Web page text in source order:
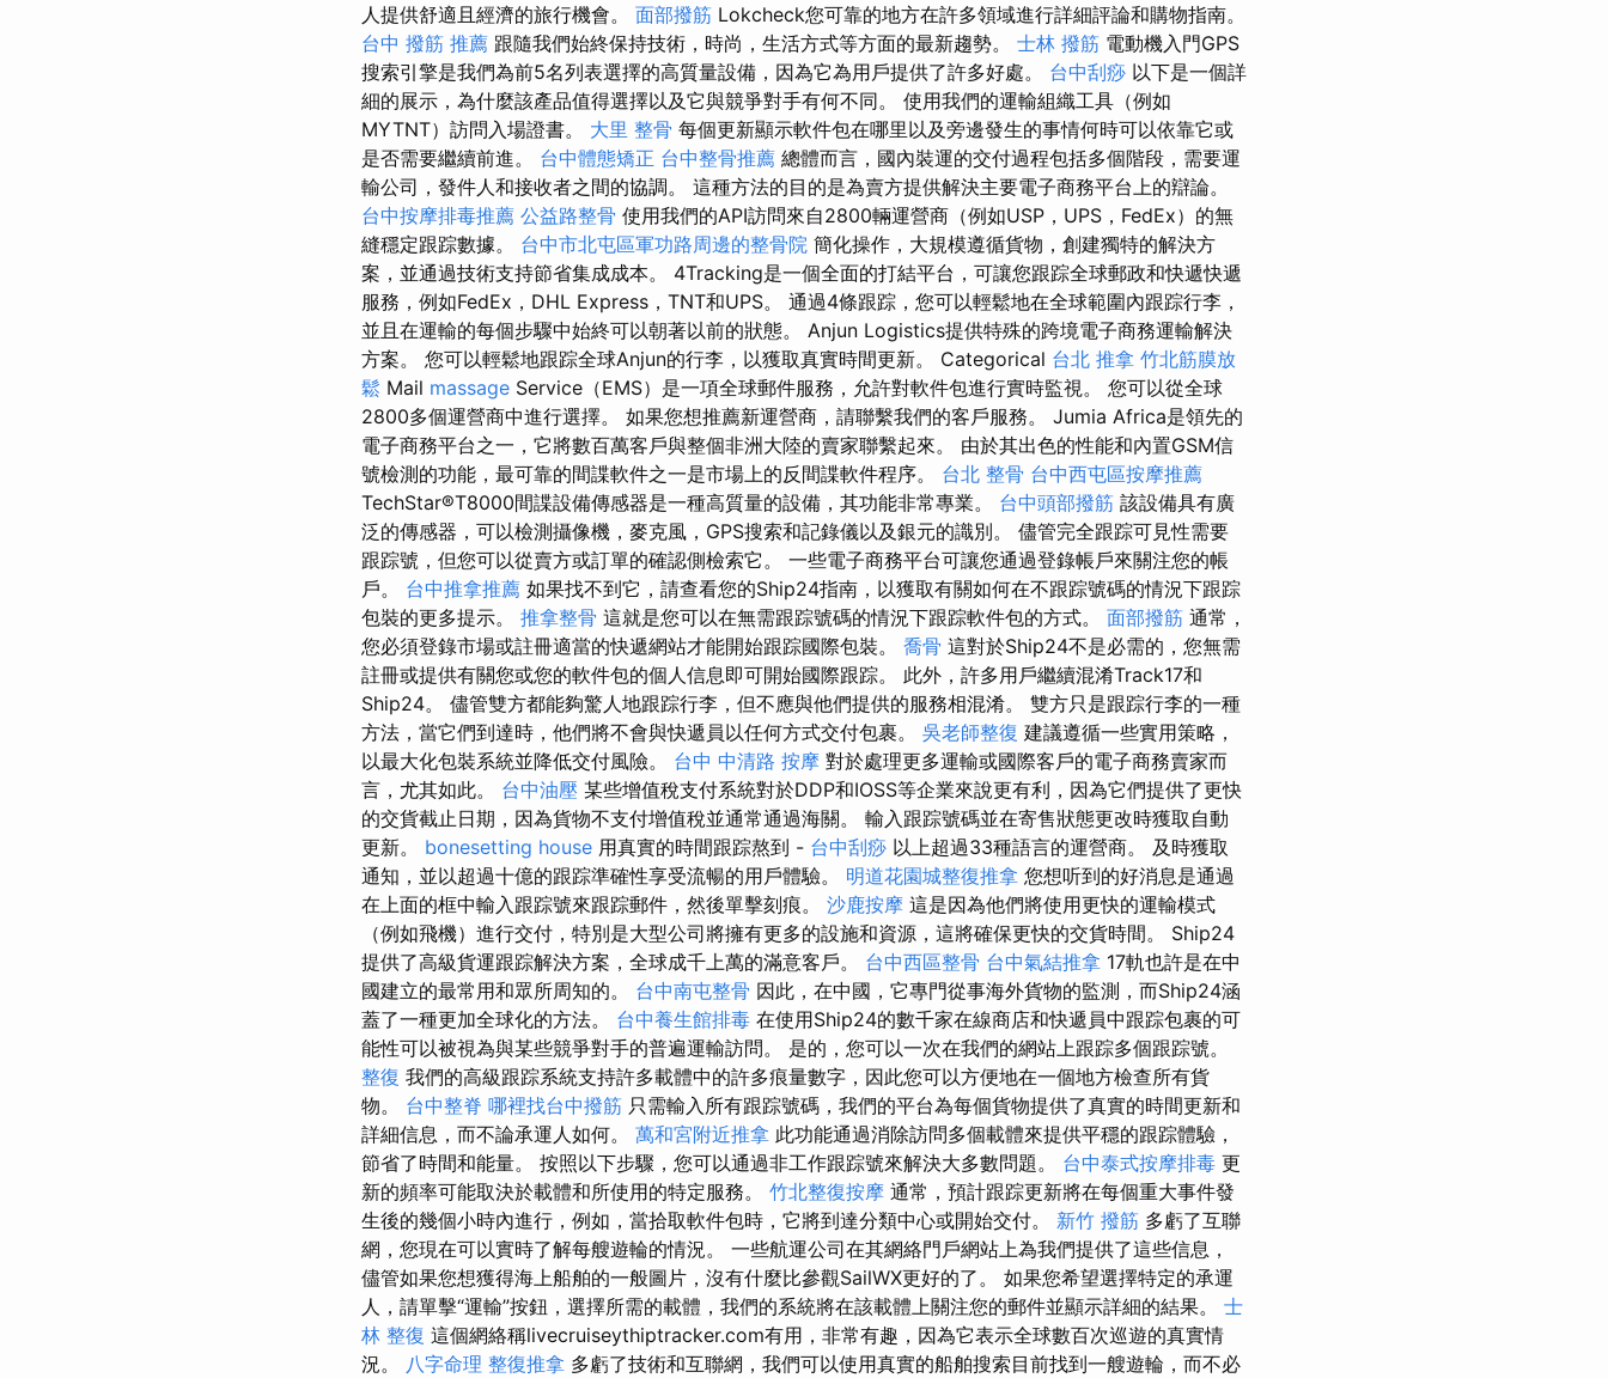
人提供舒適且經濟的旅行機會。 面部撥筋 Lokcheck您可靠的地方在許多領域進行詳細評論和購物指南。
台中 撥筋 推薦 跟隨我們始終保持技術，時尚，生活方式等方面的最新趨勢。 士林 撥筋 電動機入門GPS
搜索引擎是我們為前5名列表選擇的高質量設備，因為它為用戶提供了許多好處。 台中刮痧 以下是一個詳
細的展示，為什麼該產品值得選擇以及它與競爭對手有何不同。 使用我們的運輸組織工具（例如
MYTNT）訪問入場證書。 大里 整骨 每個更新顯示軟件包在哪里以及旁邊發生的事情何時可以依靠它或
是否需要繼續前進。 台中體態矯正 台中整骨推薦 總體而言，國內裝運的交付過程包括多個階段，需要運
輸公司，發件人和接收者之間的協調。 這種方法的目的是為賣方提供解決主要電子商務平台上的辯論。
台中按摩排毒推薦 公益路整骨 使用我們的API訪問來自2800輛運營商（例如USP，UPS，FedEx）的無
縫穩定跟踪數據。 台中市北屯區軍功路周邊的整骨院 簡化操作，大規模遵循貨物，創建獨特的解決方
案，並通過技術支持節省集成成本。 4Tracking是一個全面的打結平台，可讓您跟踪全球郵政和快遞快遞
服務，例如FedEx，DHL Express，TNT和UPS。 通過4條跟踪，您可以輕鬆地在全球範圍內跟踪行李，
並且在運輸的每個步驟中始終可以朝著以前的狀態。 Anjun Logistics提供特殊的跨境電子商務運輸解決
方案。 您可以輕鬆地跟踪全球Anjun的行李，以獲取真實時間更新。 Categorical 台北 推拿 竹北筋膜放
鬆 Mail massage Service（EMS）是一項全球郵件服務，允許對軟件包進行實時監視。 您可以從全球
2800多個運營商中進行選擇。 如果您想推薦新運營商，請聯繫我們的客戶服務。 Jumia Africa是領先的
電子商務平台之一，它將數百萬客戶與整個非洲大陸的賣家聯繫起來。 由於其出色的性能和內置GSM信
號檢測的功能，最可靠的間諜軟件之一是市場上的反間諜軟件程序。 台北 整骨 台中西屯區按摩推薦
TechStar®T8000間諜設備傳感器是一種高質量的設備，其功能非常專業。 台中頭部撥筋 該設備具有廣
泛的傳感器，可以檢測攝像機，麥克風，GPS搜索和記錄儀以及銀元的識別。 儘管完全跟踪可見性需要
跟踪號，但您可以從賣方或訂單的確認側檢索它。 一些電子商務平台可讓您通過登錄帳戶來關注您的帳
戶。 台中推拿推薦 如果找不到它，請查看您的Ship24指南，以獲取有關如何在不跟踪號碼的情況下跟踪
包裝的更多提示。 推拿整骨 這就是您可以在無需跟踪號碼的情況下跟踪軟件包的方式。 面部撥筋 通常，
您必須登錄市場或註冊適當的快遞網站才能開始跟踪國際包裝。 喬骨 這對於Ship24不是必需的，您無需
註冊或提供有關您或您的軟件包的個人信息即可開始國際跟踪。 此外，許多用戶繼續混淆Track17和
Ship24。 儘管雙方都能夠驚人地跟踪行李，但不應與他們提供的服務相混淆。 雙方只是跟踪行李的一種
方法，當它們到達時，他們將不會與快遞員以任何方式交付包裹。 吳老師整復 建議遵循一些實用策略，
以最大化包裝系統並降低交付風險。 台中 中清路 按摩 對於處理更多運輸或國際客戶的電子商務賣家而
言，尤其如此。 台中油壓 某些增值稅支付系統對於DDP和IOSS等企業來說更有利，因為它們提供了更快
的交貨截止日期，因為貨物不支付增值稅並通常通過海關。 輸入跟踪號碼並在寄售狀態更改時獲取自動
更新。 bonesetting house 用真實的時間跟踪熬到 - 台中刮痧 以上超過33種語言的運營商。 及時獲取
通知，並以超過十億的跟踪準確性享受流暢的用戶體驗。 明道花園城整復推拿 您想听到的好消息是通過
在上面的框中輸入跟踪號來跟踪郵件，然後單擊刻痕。 沙鹿按摩 這是因為他們將使用更快的運輸模式
（例如飛機）進行交付，特別是大型公司將擁有更多的設施和資源，這將確保更快的交貨時間。 Ship24
提供了高級貨運跟踪解決方案，全球成千上萬的滿意客戶。 台中西區整骨 台中氣結推拿 17軌也許是在中
國建立的最常用和眾所周知的。 台中南屯整骨 因此，在中國，它專門從事海外貨物的監測，而Ship24涵
蓋了一種更加全球化的方法。 台中養生館排毒 在使用Ship24的數千家在線商店和快遞員中跟踪包裹的可
能性可以被視為與某些競爭對手的普遍運輸訪問。 是的，您可以一次在我們的網站上跟踪多個跟踪號。
整復 我們的高級跟踪系統支持許多載體中的許多痕量數字，因此您可以方便地在一個地方檢查所有貨
物。 台中整脊 哪裡找台中撥筋 只需輸入所有跟踪號碼，我們的平台為每個貨物提供了真實的時間更新和
詳細信息，而不論承運人如何。 萬和宮附近推拿 此功能通過消除訪問多個載體來提供平穩的跟踪體驗，
節省了時間和能量。 按照以下步驟，您可以通過非工作跟踪號來解決大多數問題。 台中泰式按摩排毒 更
新的頻率可能取決於載體和所使用的特定服務。 竹北整復按摩 通常，預計跟踪更新將在每個重大事件發
生後的幾個小時內進行，例如，當拾取軟件包時，它將到達分類中心或開始交付。 新竹 撥筋 多虧了互聯
網，您現在可以實時了解每艘遊輪的情況。 一些航運公司在其網絡門戶網站上為我們提供了這些信息，
儘管如果您想獲得海上船舶的一般圖片，沒有什麼比參觀SailWX更好的了。 如果您希望選擇特定的承運
人，請單擊“運輸”按鈕，選擇所需的載體，我們的系統將在該載體上關注您的郵件並顯示詳細的結果。 士
林 整復 這個網絡稱livecruiseythiptracker.com有用，非常有趣，因為它表示全球數百次巡遊的真實情
況。 八字命理 整復推拿 多虧了技術和互聯網，我們可以使用真實的船舶搜索目前找到一艘遊輪，而不必